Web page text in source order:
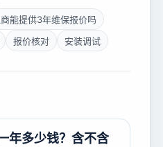
能提供3年维保报价吗
报价核对 安装调试
年多少钱？含不含